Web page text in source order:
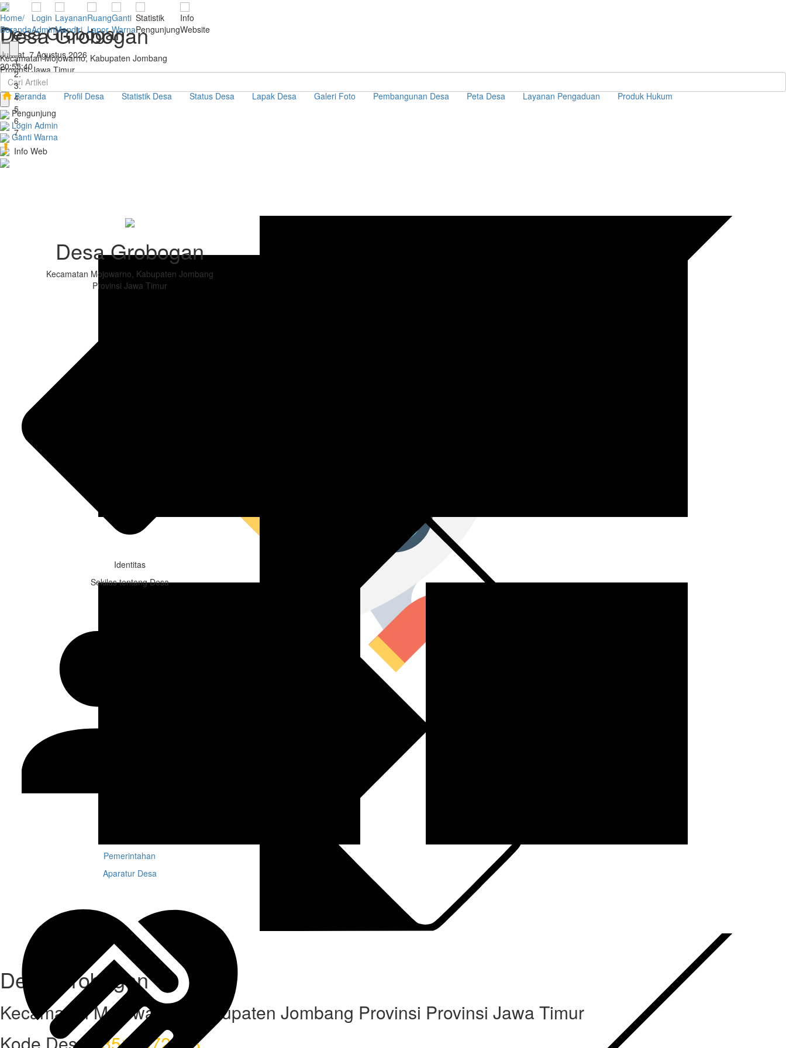
Desa Grobogan
Kecamatan Mojowarno, Kabupaten Jombang
Provinsi Jawa Timur
Desa Grobogan
Jum'at, 7 Agustus 2026
20:55:40
Pengunjung
Login Admin
Ganti Warna
Info Web
Beranda Profil Desa Statistik Desa Status Desa Lapak Desa Galeri Foto Pembangunan Desa Peta Desa Layanan Pengaduan Produk Hukum
Desa Grobogan
Kecamatan Mojowarno, Kabupaten Jombang
Provinsi Jawa Timur
Identitas
Sekilas tentang Desa
Pemerintahan
Aparatur Desa
Artikel / Berita
Home/
Beranda
Login
Admin
Layanan
Mandiri
Ruang
Lapor
Ganti
Warna
Statistik
Pengunjung
Info
Website
Desa Grobogan
Kecamatan Mojowarno, Kabupaten Jombang Provinsi Provinsi Jawa Timur